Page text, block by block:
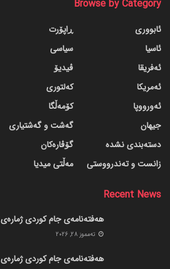
Browse by Category
ئابووری
ئاسیا
ئەفریقا
ئەمریکا
ئەورووپا
جیهان
دسته‌بندی نشده
زانست و تەندرووستی
ڕاپۆرت
سیاسی
ڤیدیۆ
کەلتوری
کۆمەڵگا
گه‌شت و گه‌شتیاری
گۆڤاره‌کان
مەڵتی میدیا
Recent News
هەفتەنامەی جام کوردی ژمارەی 432
ته‌مموز 28, 2026
هەفتەنامەی جام کوردی ژمارەی 431